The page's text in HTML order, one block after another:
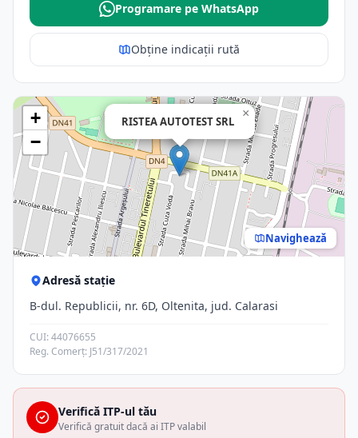
Programare pe WhatsApp
Obține indicații rută
RISTEA AUTOTEST SRL
×
+
−
Navighează
Adresă stație
B-dul. Republicii, nr. 6D, Oltenita, jud. Calarasi
CUI: 44076655
Reg. Comerț: J51/317/2021
Verifică ITP-ul tău
Verifică gratuit dacă ai ITP valabil